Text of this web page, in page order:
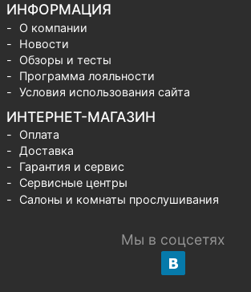
ИНФОРМАЦИЯ
О компании
Новости
Обзоры и тесты
Программа лояльности
Условия использования сайта
ИНТЕРНЕТ-МАГАЗИН
Оплата
Доставка
Гарантия и сервис
Сервисные центры
Салоны и комнаты прослушивания
Мы в соцсетях